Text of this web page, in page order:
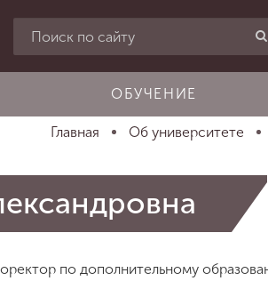
ОБУЧЕНИЕ
Главная Об университете
по дополнительному